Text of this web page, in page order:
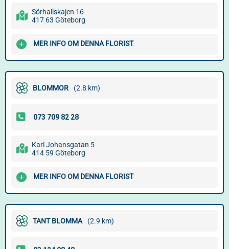
Sörhallskajen 16
417 63 Göteborg
MER INFO OM DENNA FLORIST
BLOMMOR (2.8 km)
Karl Johansgatan 5
414 59 Göteborg
MER INFO OM DENNA FLORIST
TANT BLOMMA (2.9 km)